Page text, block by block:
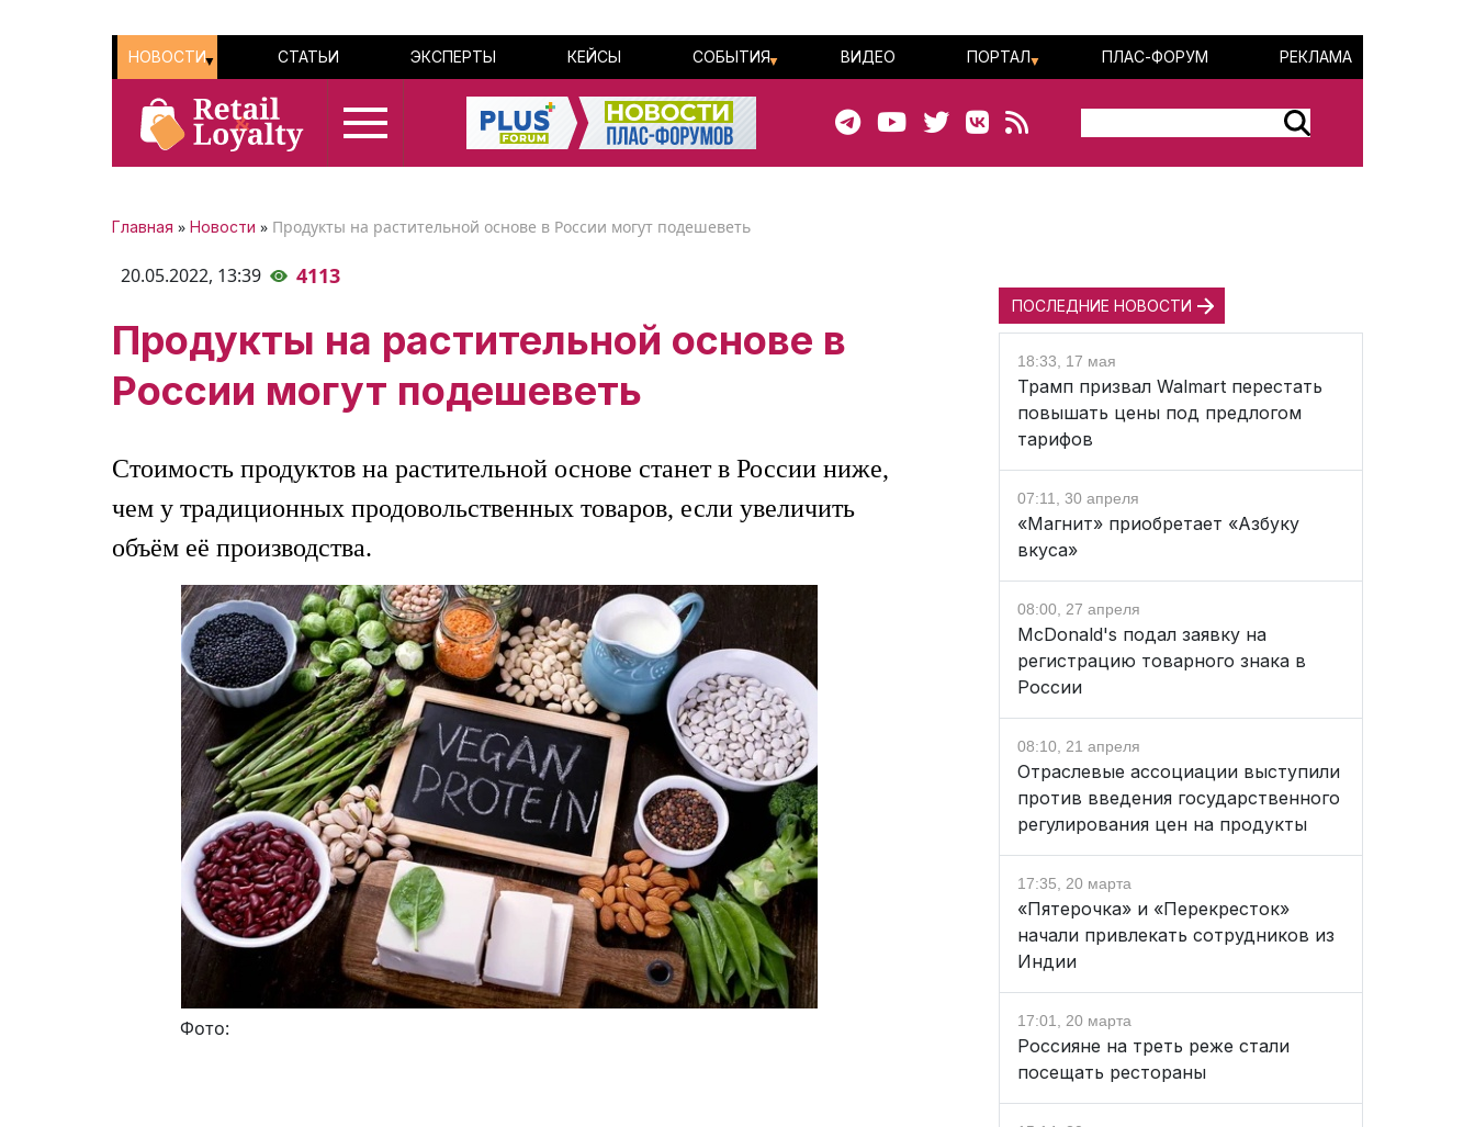
НОВОСТИ СТАТЬИ ЭКСПЕРТЫ КЕЙСЫ СОБЫТИЯ ВИДЕО ПОРТАЛ ПЛАС-ФОРУМ РЕКЛАМА
Главная » Новости » Продукты на растительной основе в России могут подешеветь
20.05.2022, 13:39 4113
Продукты на растительной основе в
России могут подешеветь
Стоимость продуктов на растительной основе станет в России ниже,
чем у традиционных продовольственных товаров, если увеличить
объём её производства.
Фото:
ПОСЛЕДНИЕ НОВОСТИ
18:33, 17 мая
Трамп призвал Walmart перестать
повышать цены под предлогом
тарифов
07:11, 30 апреля
«Магнит» приобретает «Азбуку
вкуса»
08:00, 27 апреля
McDonald's подал заявку на
регистрацию товарного знака в
России
08:10, 21 апреля
Отраслевые ассоциации выступили
против введения государственного
регулирования цен на продукты
17:35, 20 марта
«Пятерочка» и «Перекресток»
начали привлекать сотрудников из
Индии
17:01, 20 марта
Россияне на треть реже стали
посещать рестораны